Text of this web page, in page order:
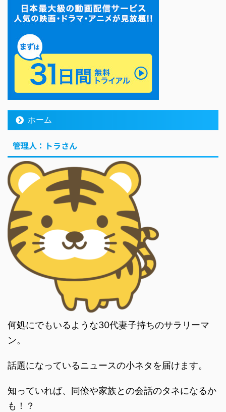
ホーム
管理人：トラさん
何処にでもいるような30代妻子持ちのサラリーマ
ン。
話題になっているニュースの小ネタを届けます。
知っていれば、同僚や家族との会話のタネになるか
も！？